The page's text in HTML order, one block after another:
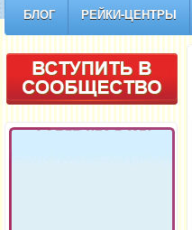
БЛОГ РЕЙКИ-ЦЕНТРЫ